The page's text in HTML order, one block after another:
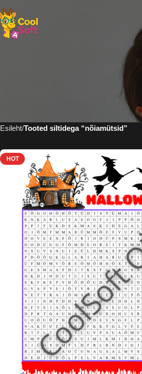
Esileht Tooted siltidega “nõiamütsid”
HOT